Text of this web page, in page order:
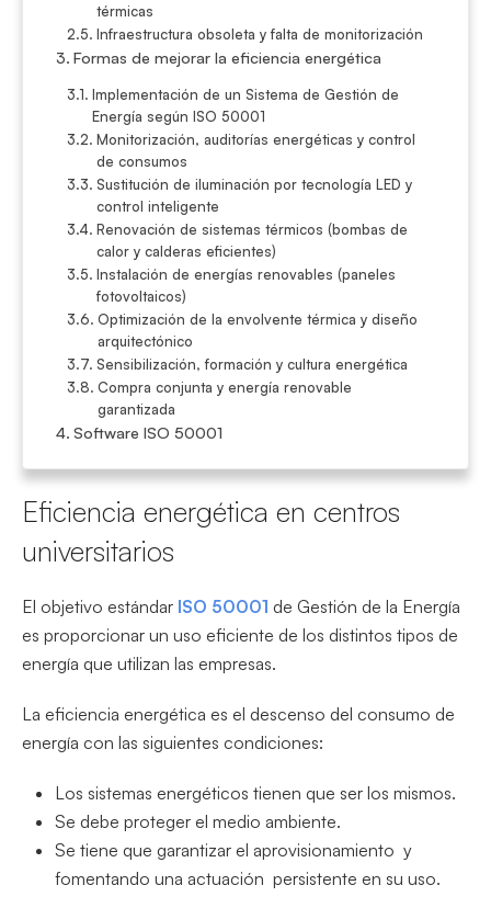
térmicas
Infraestructura obsoleta y falta de monitorización
Formas de mejorar la eficiencia energética
Implementación de un Sistema de Gestión de
Energía según ISO 50001
Monitorización, auditorías energéticas y control
de consumos
Sustitución de iluminación por tecnología LED y
control inteligente
Renovación de sistemas térmicos (bombas de
calor y calderas eficientes)
Instalación de energías renovables (paneles
fotovoltaicos)
Optimización de la envolvente térmica y diseño
arquitectónico
Sensibilización, formación y cultura energética
Compra conjunta y energía renovable
garantizada
Software ISO 50001
Eficiencia energética en centros
universitarios
El objetivo estándar ISO 50001 de Gestión de la Energía
es proporcionar un uso eficiente de los distintos tipos de
energía que utilizan las empresas.
La eficiencia energética es el descenso del consumo de
energía con las siguientes condiciones:
Los sistemas energéticos tienen que ser los mismos.
Se debe proteger el medio ambiente.
Se tiene que garantizar el aprovisionamiento y
fomentando una actuación persistente en su uso.